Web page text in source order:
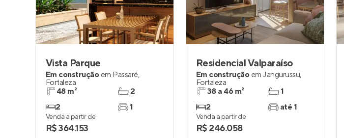
Vista Parque
Em construção em Passaré,
Fortaleza
48 m²
2
2
1
Venda a partir de
R$ 364.153
Residencial Valparaíso
Em construção em Jangurussu,
Fortaleza
38 a 46 m²
2
1
até 1
Venda a partir de
R$ 246.058